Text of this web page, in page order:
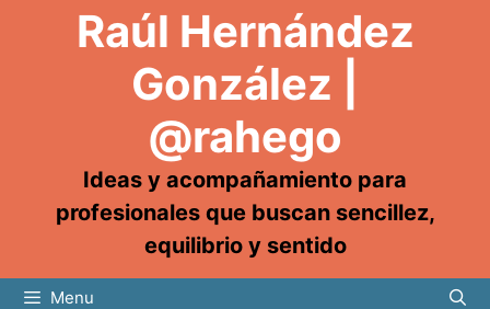
Raúl Hernández
González |
@rahego
Ideas y acompañamiento para
profesionales que buscan sencillez,
equilibrio y sentido
Menu